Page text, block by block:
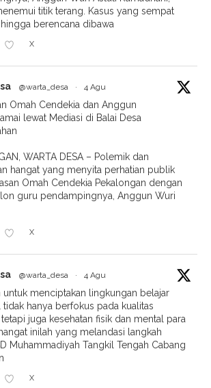
titik terang. Kasus yang sempat
berencana dibawa
X
@warta_desa · 4 Agu
Omah Cendekia dan Anggun
lewat Mediasi di Balai Desa
WARTA DESA – Polemik dan
hangat yang menyita perhatian publik
Omah Cendekia Pekalongan dengan
guru pendampingnya, Anggun Wuri
X
@warta_desa · 4 Agu
untuk menciptakan lingkungan belajar
hanya berfokus pada kualitas
juga kesehatan fisik dan mental para
inilah yang melandasi langkah
Muhammadiyah Tangkil Tengah Cabang
X